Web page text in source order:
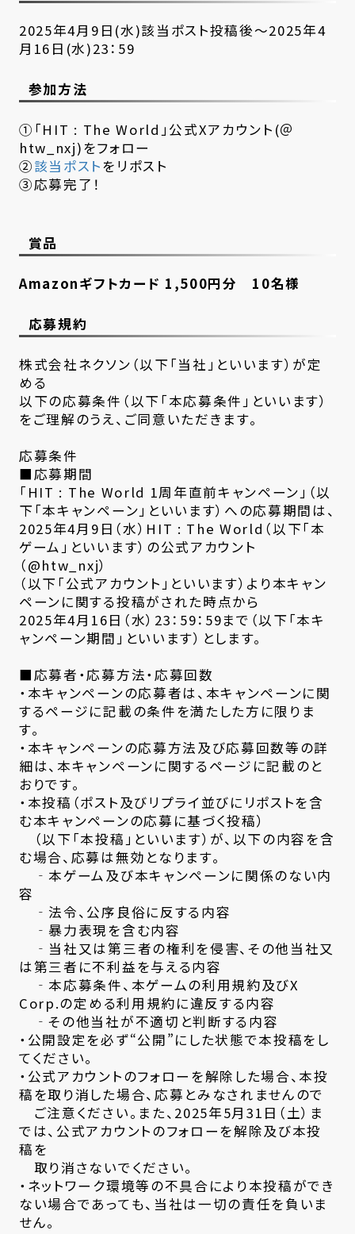
2025年4月9日(水)該当ポスト投稿後～2025年4
月16日(水)23：59
参加方法
①「HIT : The World」公式Xアカウント(＠
htw_nxj)をフォロー
②該当ポストをリポスト
③応募完了！
賞品
Amazonギフトカード 1,500円分 10名様
応募規約
株式会社ネクソン（以下「当社」といいます）が定
める
以下の応募条件（以下「本応募条件」といいます）
をご理解のうえ、ご同意いただきます。
応募条件
■応募期間
「HIT : The World 1周年直前キャンペーン」（以
下「本キャンペーン」といいます）への応募期間は、
2025年4月9日（水）HIT : The World（以下「本
ゲーム」といいます）の公式アカウント
（@htw_nxj）
（以下「公式アカウント」といいます）より本キャン
ペーンに関する投稿がされた時点から
2025年4月16日（水）23：59：59まで（以下「本キ
ャンペーン期間」といいます）とします。
■応募者・応募方法・応募回数
・本キャンペーンの応募者は、本キャンペーンに関
するページに記載の条件を満たした方に限りま
す。
・本キャンペーンの応募方法及び応募回数等の詳
細は、本キャンペーンに関するページに記載のと
おりです。
・本投稿（ポスト及びリプライ並びにリポストを含
む本キャンペーンの応募に基づく投稿）
（以下「本投稿」といいます）が、以下の内容を含
む場合、応募は無効となります。
‐本ゲーム及び本キャンペーンに関係のない内
容
‐法令、公序良俗に反する内容
‐暴力表現を含む内容
‐当社又は第三者の権利を侵害、その他当社又
は第三者に不利益を与える内容
‐本応募条件、本ゲームの利用規約及びX
Corp.の定める利用規約に違反する内容
‐その他当社が不適切と判断する内容
・公開設定を必ず“公開”にした状態で本投稿をし
てください。
・公式アカウントのフォローを解除した場合、本投
稿を取り消した場合、応募とみなされませんので
ご注意ください。また、2025年5月31日（土）ま
では、公式アカウントのフォローを解除及び本投
稿を
取り消さないでください。
・ネットワーク環境等の不具合により本投稿ができ
ない場合であっても、当社は一切の責任を負いま
せん。